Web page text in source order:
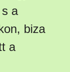
a
biza
a